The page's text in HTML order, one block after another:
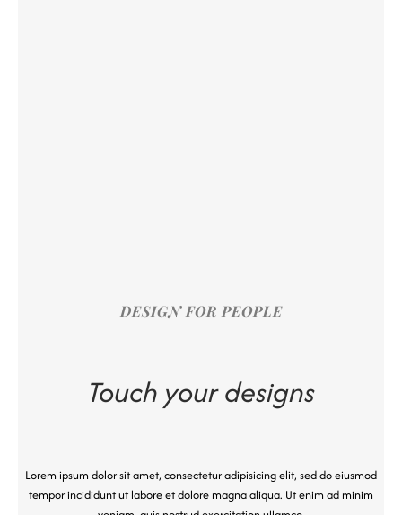
DESIGN FOR PEOPLE
Touch your designs
Lorem ipsum dolor sit amet, consectetur adipisicing elit, sed do eiusmod
tempor incididunt ut labore et dolore magna aliqua. Ut enim ad minim